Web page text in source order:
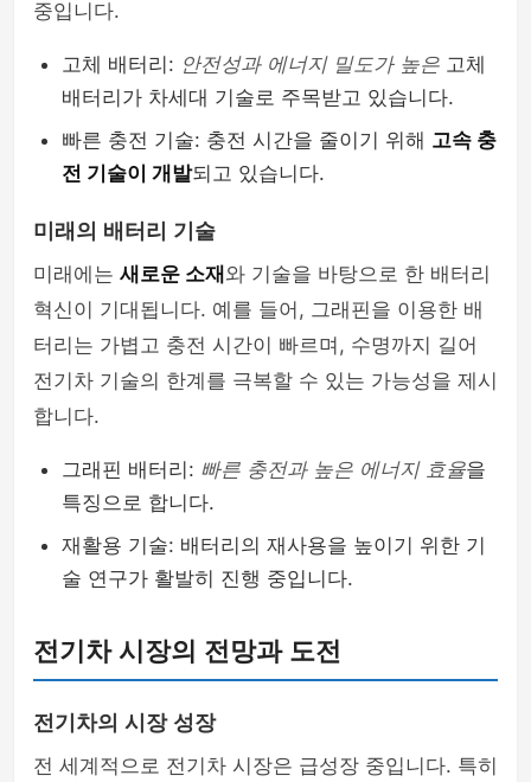
중입니다.
고체 배터리: 안전성과 에너지 밀도가 높은 고체
배터리가 차세대 기술로 주목받고 있습니다.
빠른 충전 기술: 충전 시간을 줄이기 위해 고속 충
전 기술이 개발되고 있습니다.
미래의 배터리 기술
미래에는 새로운 소재 와 기술을 바탕으로 한 배터리
혁신이 기대됩니다. 예를 들어, 그래핀을 이용한 배
터리는 가볍고 충전 시간이 빠르며, 수명까지 길어
전기차 기술의 한계를 극복할 수 있는 가능성을 제시
합니다.
그래핀 배터리: 빠른 충전과 높은 에너지 효율을
특징으로 합니다.
재활용 기술: 배터리의 재사용을 높이기 위한 기
술 연구가 활발히 진행 중입니다.
전기차 시장의 전망과 도전
전기차의 시장 성장
전 세계적으로 전기차 시장은 급성장 중입니다. 특히